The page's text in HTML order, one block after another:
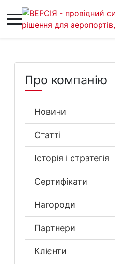
Про компанію
Новини
Статті
Історія і стратегія
Сертифікати
Нагороди
Партнери
Клієнти